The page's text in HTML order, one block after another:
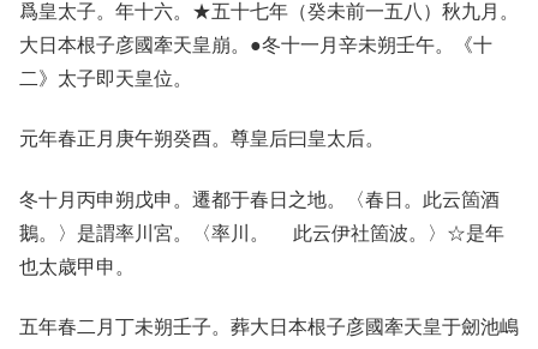
爲皇太子。年十六。★五十七年（癸未前一五八）秋九月。
大日本根子彦國牽天皇崩。●冬十一月辛未朔壬午。《十
二》太子即天皇位。
元年春正月庚午朔癸酉。尊皇后曰皇太后。
冬十月丙申朔戊申。遷都于春日之地。〈春日。此云箇酒
鵝。〉是謂率川宮。〈率川。 此云伊社箇波。〉☆是年
也太歳甲申。
五年春二月丁未朔壬子。葬大日本根子彦國牽天皇于劒池嶋